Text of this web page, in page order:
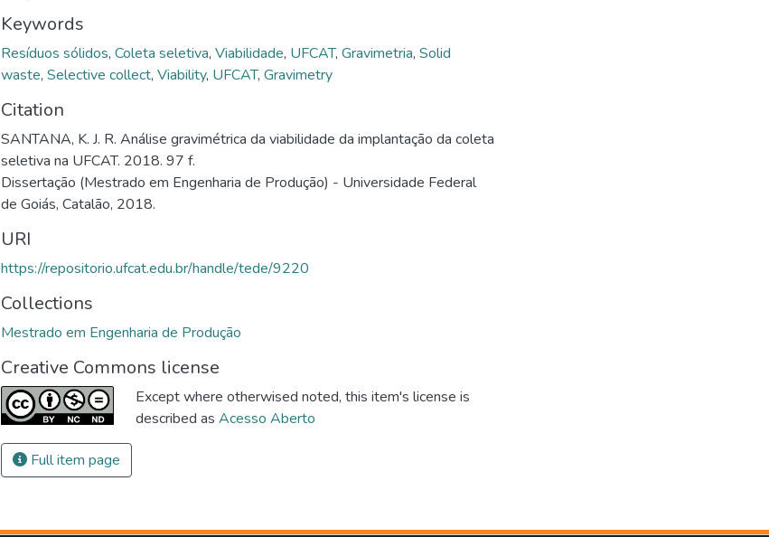
Keywords
Resíduos sólidos, Coleta seletiva, Viabilidade, UFCAT, Gravimetria, Solid
waste, Selective collect, Viability, UFCAT, Gravimetry
Citation
SANTANA, K. J. R. Análise gravimétrica da viabilidade da implantação da coleta
seletiva na UFCAT. 2018. 97 f.
Dissertação (Mestrado em Engenharia de Produção) - Universidade Federal
de Goiás, Catalão, 2018.
URI
https://repositorio.ufcat.edu.br/handle/tede/9220
Collections
Mestrado em Engenharia de Produção
Creative Commons license
Except where otherwised noted, this item's license is
described as Acesso Aberto
Full item page